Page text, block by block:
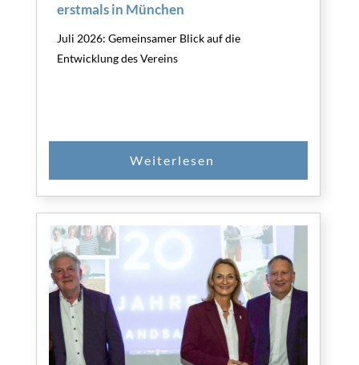
erstmals in München
Juli 2026: Gemeinsamer Blick auf die
Entwicklung des Vereins